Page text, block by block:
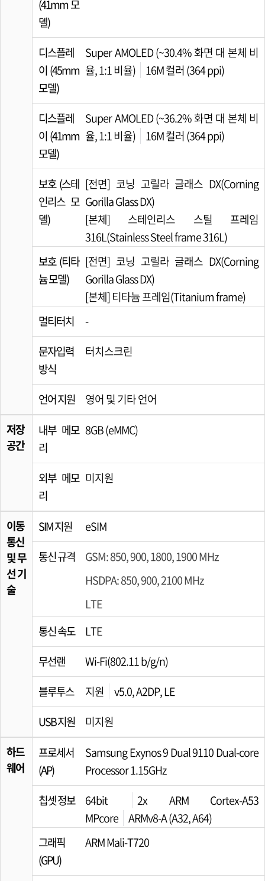
(41mm 모
델)
디스플레
이 (45mm
모델)
Super AMOLED (~30.4% 화면 대 본체 비
율, 1:1 비율)
16M 컬러 (364 ppi)
디스플레
이 (41mm
모델)
Super AMOLED (~36.2% 화면 대 본체 비
율, 1:1 비율)
16M 컬러 (364 ppi)
보호 (스테
인리스 모
델)
[전면] 코닝 고릴라 글래스 DX(Corning
Gorilla Glass DX)
[본체] 스테인리스 스틸 프레임
316L(Stainless Steel frame 316L)
보호 (티타
늄 모델)
[전면] 코닝 고릴라 글래스 DX(Corning
Gorilla Glass DX)
[본체] 티타늄 프레임(Titanium frame)
멀티터치
-
문자입력
방식
터치스크린
언어 지원
영어 및 기타 언어
저장
공간
내부 메모
리
8GB (eMMC)
외부 메모
리
미지원
이동
통신
및 무
선 기
술
SIM 지원
eSIM
통신 규격
GSM: 850, 900, 1800, 1900 MHz
HSDPA: 850, 900, 2100 MHz
LTE
통신 속도
LTE
무선랜
Wi-Fi(802.11 b/g/n)
블루투스
지원
v5.0, A2DP, LE
USB 지원
미지원
하드
웨어
프로세서
(AP)
Samsung Exynos 9 Dual 9110 Dual-core
Processor 1.15GHz
칩셋 정보
64bit
2x ARM Cortex-A53
MPcore
ARMv8-A (A32, A64)
그래픽
(GPU)
ARM Mali-T720